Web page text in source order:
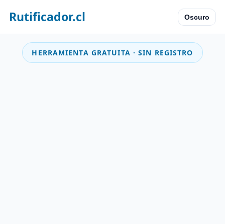
Rutificador.cl Oscuro
HERRAMIENTA GRATUITA · SIN REGISTRO